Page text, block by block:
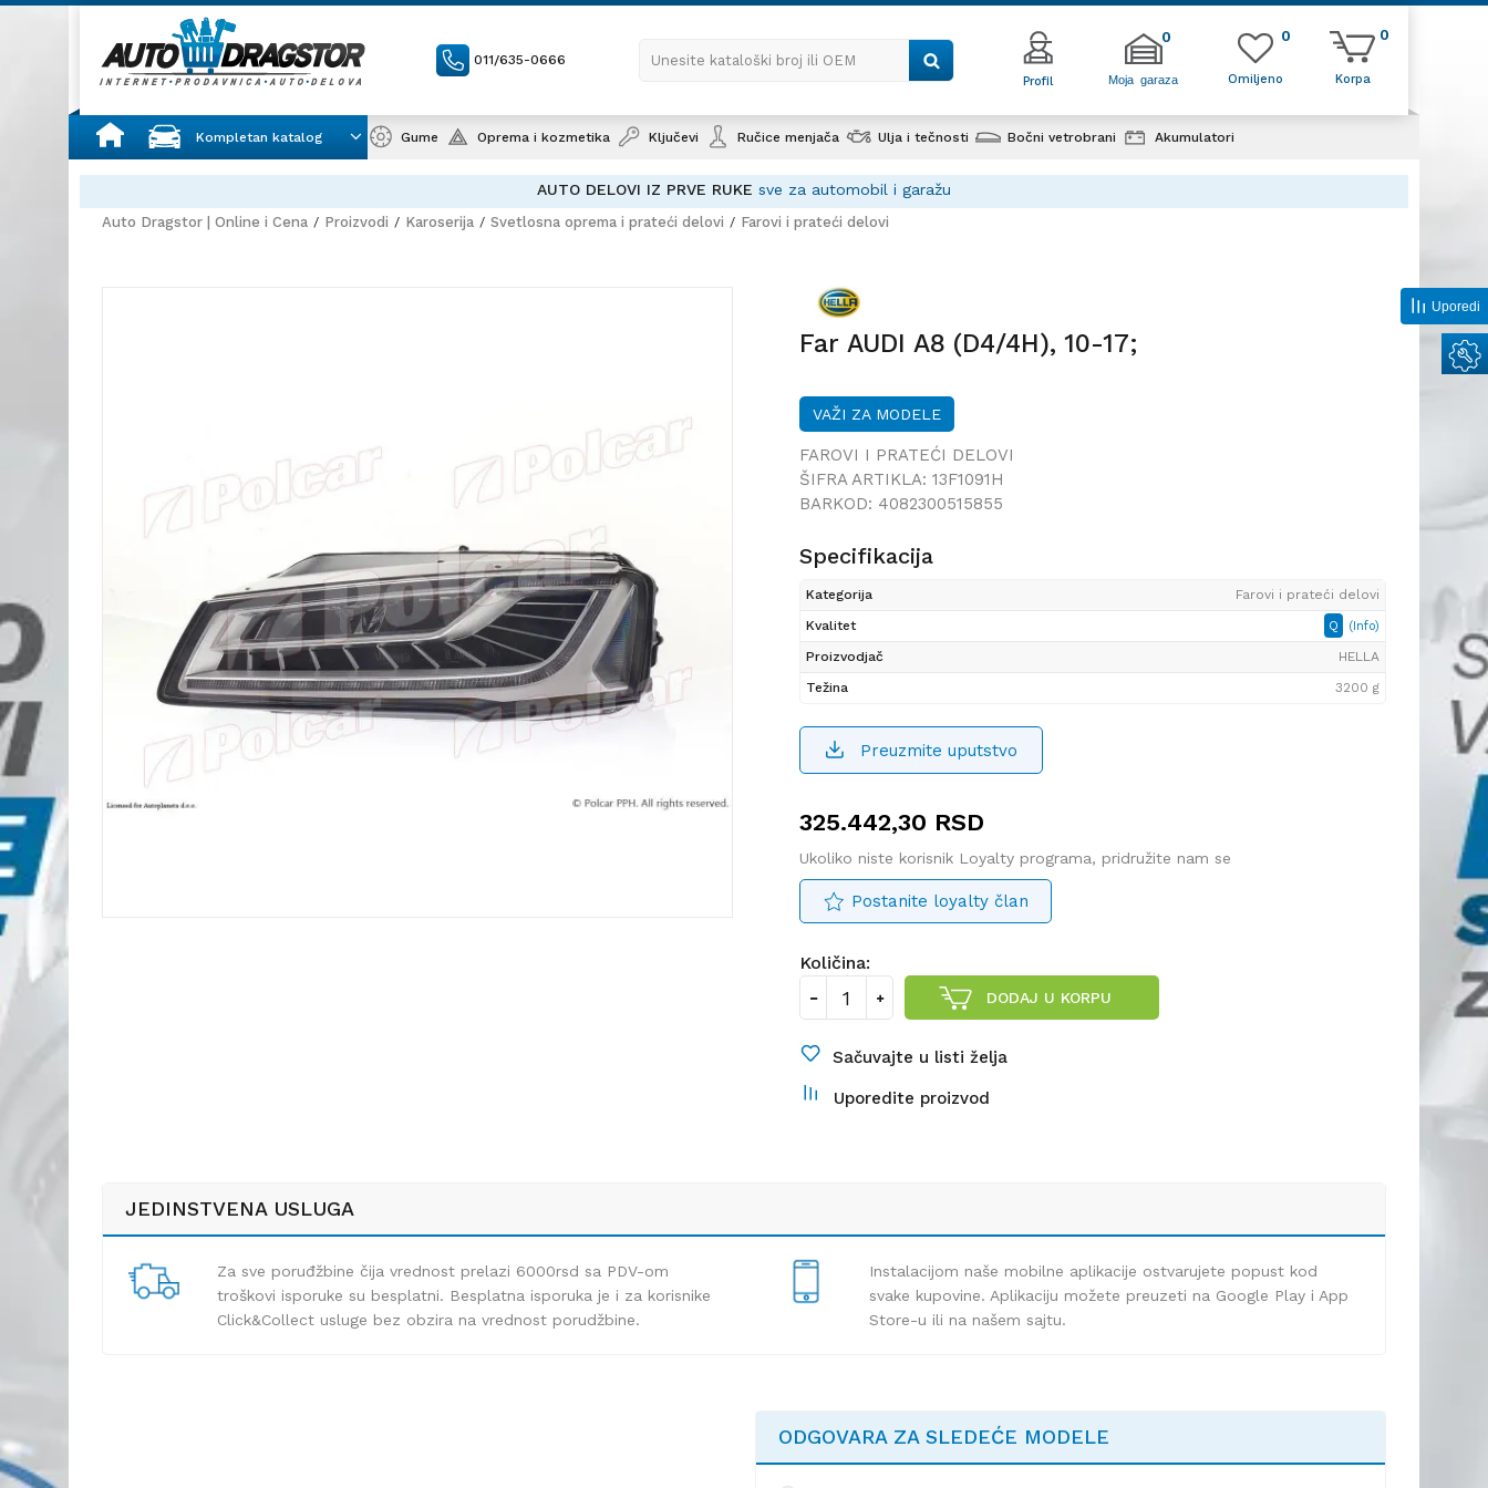
011/635-0666 Unesite kataloški broj ili OEM
Profil Moja garaza
0
Korpa
0
Omiljeno
0
Kompletan katalog Gume Oprema i kozmetika Ključevi Ručice menjača Ulja i tečnosti Bočni vetrobrani Akumulatori
AUTO DELOVI IZ PRVE RUKE sve za automobil i garažu
Auto Dragstor | Online i Cena Proizvodi Karoserija Svetlosna oprema i prateći delovi Farovi i prateći delovi
Far AUDI A8 (D4/4H), 10-17;
VAŽI ZA MODELE
FAROVI I PRATEĆI DELOVI
ŠIFRA ARTIKLA: 13F1091H
BARKOD: 4082300515855
Specifikacija
Kategorija
Farovi i prateći delovi
Kvalitet
Q (Info)
Proizvodjač
HELLA
Težina
3200 g
Preuzmite uputstvo
325.442,30 RSD
Ukoliko niste korisnik Loyalty programa, pridružite nam se
Postanite loyalty član
Količina:
DODAJ U KORPU
Sačuvajte u listi želja
Uporedite proizvod
JEDINSTVENA USLUGA
Za sve poruđžbine čija vrednost prelazi 6000rsd sa PDV-om
troškovi isporuke su besplatni. Besplatna isporuka je i za korisnike
Click&Collect usluge bez obzira na vrednost porudžbine.
Instalacijom naše mobilne aplikacije ostvarujete popust kod
svake kupovine. Aplikaciju možete preuzeti na Google Play i App
Store-u ili na našem sajtu.
ODGOVARA ZA SLEDEĆE MODELE
Uporedi